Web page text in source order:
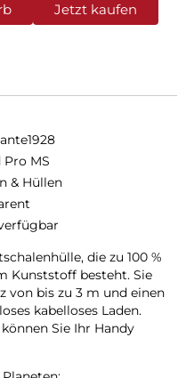
Jetzt kaufen
Pro MS
& Hüllen
die zu 100 %
Kunststoff besteht. Sie
von bis zu 3 m und einen
kabelloses Laden.
Sie Ihr Handy